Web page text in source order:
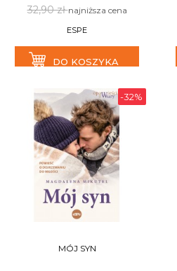
32,90 złnajniższa cena
ESPE
DO KOSZYKA
-32%
MÓJ SYN